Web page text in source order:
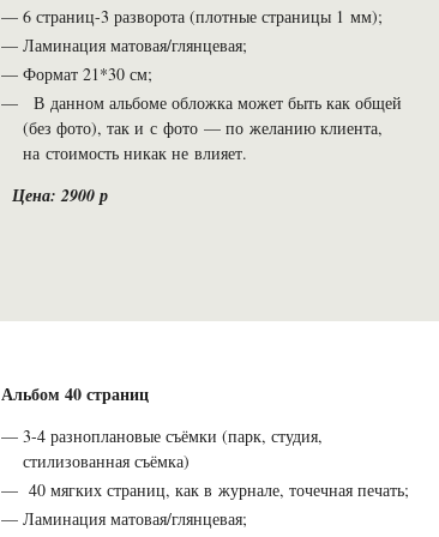
6 страниц-3 разворота (плотные страницы 1 мм);
Ламинация матовая/глянцевая;
Формат 21*30 см;
В данном альбоме обложка может быть как общей
(без фото), так и с фото — по желанию клиента,
на стоимость никак не влияет.
Цена: 2900 р
Альбом 40 страниц
3-4 разноплановые съёмки (парк, студия,
стилизованная съёмка)
40 мягких страниц, как в журнале, точечная печать;
Ламинация матовая/глянцевая;